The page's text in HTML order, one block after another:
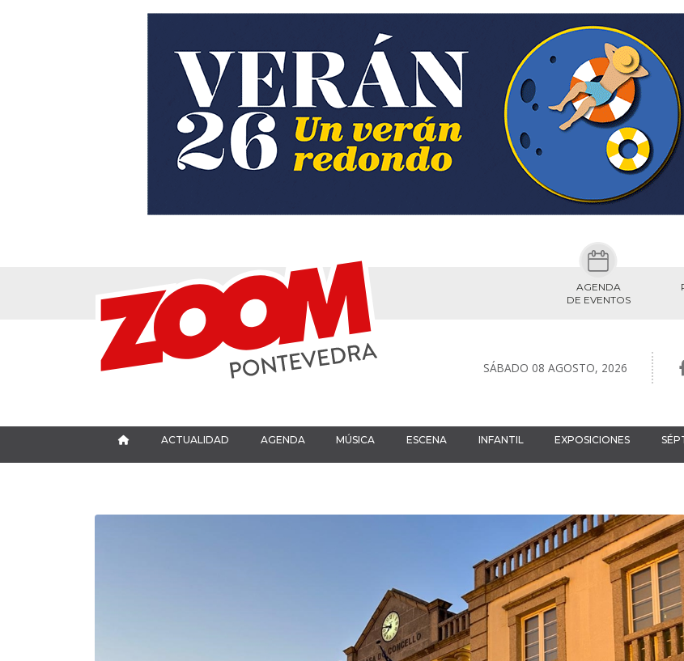
AGENDA
DE EVENTOS
SÁBADO 08 AGOSTO, 2026
ACTUALIDAD AGENDA MÚSICA ESCENA INFANTIL EXPOSICIONES